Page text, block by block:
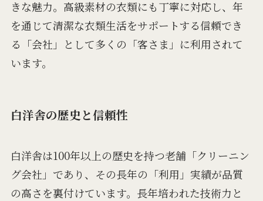
きな魅力。高級素材の衣類にも丁寧に対応し、年
を通じて清潔な衣類生活をサポートする信頼でき
る「会社」として多くの「客さま」に利用されて
います。
白洋舎の歴史と信頼性
白洋舎は100年以上の歴史を持つ老舗「クリーニン
グ会社」であり、その長年の「利用」実績が品質
の高さを裏付けています。長年培われた技術力と